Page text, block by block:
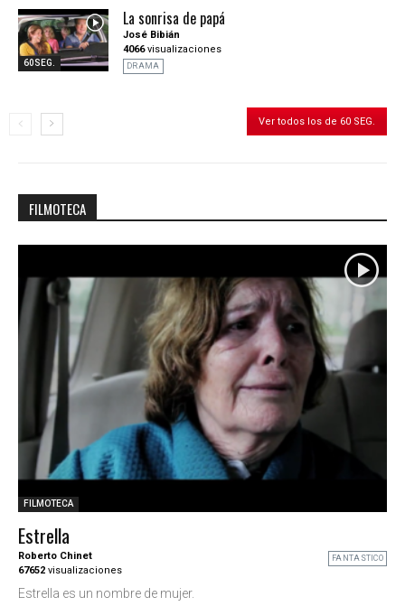
60SEG.
La sonrisa de papá
José Bibián
4066visualizaciones
DRAMA
Ver todos los de 60 SEG.
FILMOTECA
FILMOTECA
Estrella
Roberto Chinet
67652 visualizaciones
FANTASTICO
Estrella es un nombre de mujer.